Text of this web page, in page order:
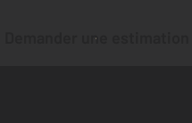
Demander une estimation